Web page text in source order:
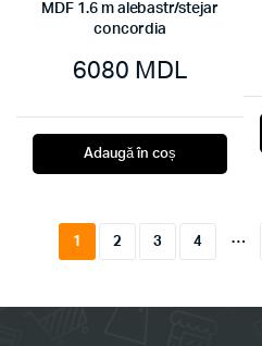
MDF 1.6 m alebastr/stejar
concordia
6080 MDL
Adaugă în coș
1 2 3 4 …